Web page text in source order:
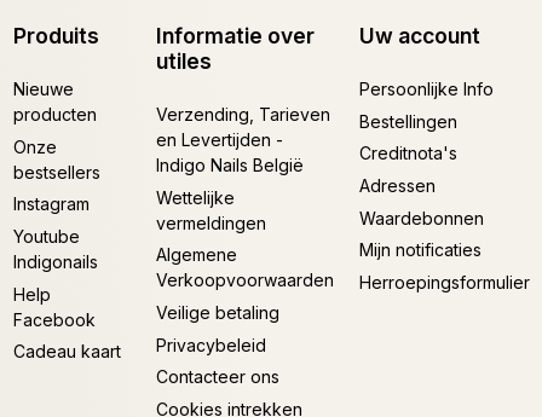
Produits
Nieuwe
producten
Onze
bestsellers
Instagram
Youtube
Indigonails
Help
Facebook
Cadeau kaart
Informatie over
utiles
Verzending, Tarieven
en Levertijden -
Indigo Nails België
Wettelijke
vermeldingen
Algemene
Verkoopvoorwaarden
Veilige betaling
Privacybeleid
Contacteer ons
Cookies intrekken
Uw account
Persoonlijke Info
Bestellingen
Creditnota's
Adressen
Waardebonnen
Mijn notificaties
Herroepingsformulier